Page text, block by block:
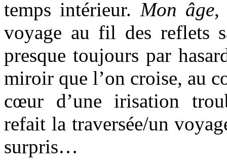
temps intérieur. Mon âge,
voyage au fil des reflets
presque toujours par
miroir que l’on croise, au
cœur d’une irisation
refait la traversée/un
surpris…